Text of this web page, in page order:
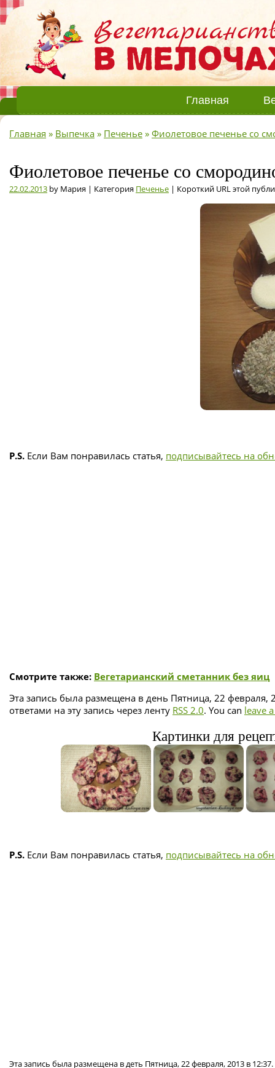
Главная
Главная » Выпечка » Печенье » Фиолетовое печенье со
Фиолетовое печенье со
22.02.2013 by Мария | Категория Печенье | Короткий URL этой
P.S. Если Вам понравилась статья, подписывайтесь на
Смотрите также: Вегетарианский сметанник без яиц
Эта запись была размещена в день Пятница, 22 февраля,
ответами на эту запись через ленту RSS 2.0. You can leave
Картинки для
P.S. Если Вам понравилась статья, подписывайтесь на
Эта запись была размещена в деть Пятница, 22 февраля, 2013 в